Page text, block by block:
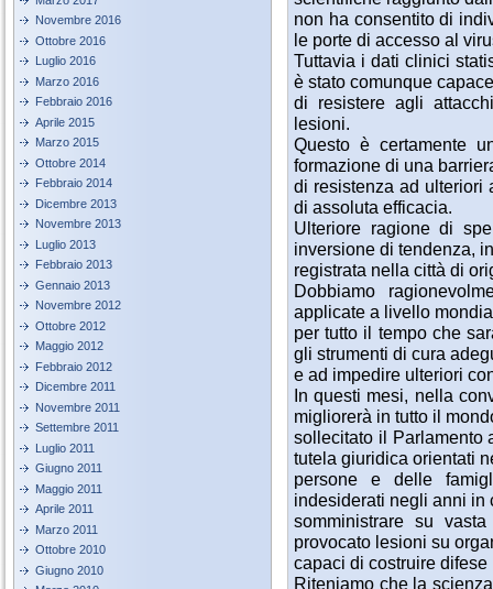
Novembre 2016
Ottobre 2016
Luglio 2016
Marzo 2016
Febbraio 2016
Aprile 2015
Marzo 2015
Ottobre 2014
Febbraio 2014
Dicembre 2013
Novembre 2013
Luglio 2013
Febbraio 2013
Gennaio 2013
Novembre 2012
Ottobre 2012
Maggio 2012
Febbraio 2012
Dicembre 2011
Novembre 2011
Settembre 2011
Luglio 2011
Giugno 2011
Maggio 2011
Aprile 2011
Marzo 2011
Ottobre 2010
Giugno 2010
non ha consentito di
le porte di accesso al
Tuttavia i dati clinici
è stato comunque
di resistere agli
lesioni.
Questo è certamente
formazione di una
di resistenza ad ulteriori
di assoluta efficacia.
Ulteriore ragione di
inversione di tendenza,
registrata nella città di
Dobbiamo
applicate a livello
per tutto il tempo che
gli strumenti di cura
e ad impedire ulteriori
In questi mesi, nella
migliorerà in tutto il
sollecitato il Parlamento
tutela giuridica orientati
persone e delle
indesiderati negli anni in
somministrare su
provocato lesioni su
capaci di costruire difese
Riteniamo che la